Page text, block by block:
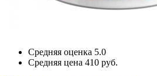
Средняя оценка 5.0
Средняя цена 410 руб.